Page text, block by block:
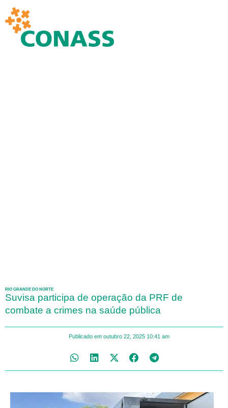
RIO GRANDE DO NORTE
Suvisa participa de operação da PRF de
combate a crimes na saúde pública
Publicado em outubro 22, 2025 10:41 am